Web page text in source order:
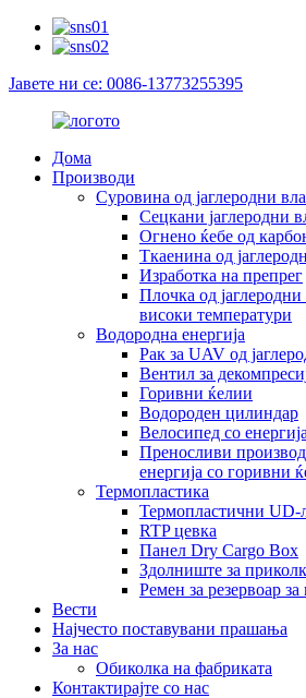
Јавете ни се: 0086-13773255395
Дома
Производи
Суровина од јаглеродни
Сецкани јаглеродни
Огнено ќебе од
Ткаенина од
Изработка на препрег
Плочка од
високи температури
Водородна енергија
Рак за UAV од
Вентил за
Горивни ќелии
Водороден цилиндар
Велосипед со
Преносливи
енергија со горивни
Термопластика
Термопластични UD-
RTP цевка
Панел Dry Cargo Box
Здолниште за
Ремен за резервоар за
Вести
Најчесто поставувани прашања
За нас
Обиколка на фабриката
Контактирајте со нас